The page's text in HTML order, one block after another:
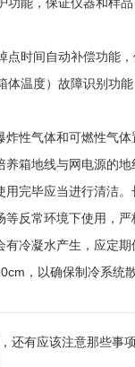
间自动补偿功能，
温度）故障识别功能
气体和可燃性气体
地线与网电源的地
毕应当进行清洁。
常环境下使用，严
凝水产生，应定期
，以确保制冷系统散
还有应该注意那些事项